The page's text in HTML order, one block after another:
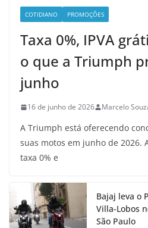
COTIDIANO PROMOÇÕES
Taxa 0%, IPVA
o que a Triumph
junho
16 de junho de 2026 Marcelo
A Triumph está oferecendo
suas motos em junho de 2026.
taxa 0% e
Bajaj leva o
Villa-Lobos
São Paulo